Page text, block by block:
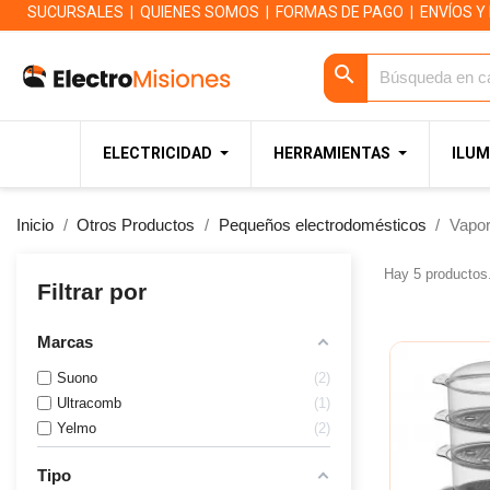
SUCURSALES QUIENES SOMOS FORMAS DE PAGO ENVÍOS
search
ELECTRICIDAD HERRAMIENTAS
Inicio Otros Productos Pequeños electrodomésticos
Filtrar por
Marcas
Suono
2
Ultracomb
1
Yelmo
2
Tipo
Hay 5 productos.